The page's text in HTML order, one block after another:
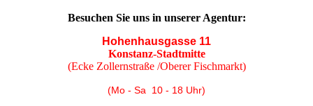
Besuchen Sie uns in unserer Agentur:
Hohenhausgasse 11
Konstanz-Stadtmitte
(Ecke Zollernstraße /Oberer Fischmarkt)
(Mo - Sa 10 - 18 Uhr)